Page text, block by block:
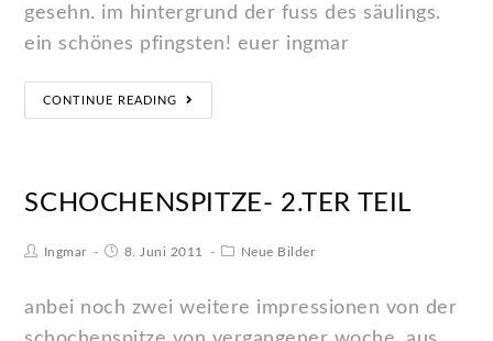
gesehn. im hintergrund der fuss des säulings.
ein schönes pfingsten! euer ingmar
CONTINUE READING
SCHOCHENSPITZE- 2.TER TEIL
Ingmar 8. Juni 2011 Neue Bilder
anbei noch zwei weitere impressionen von der